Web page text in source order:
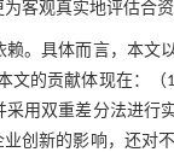
客观真实地评估合
。具体而言，本文
的贡献体现在：
用双重差分法进行
创新的影响，还对